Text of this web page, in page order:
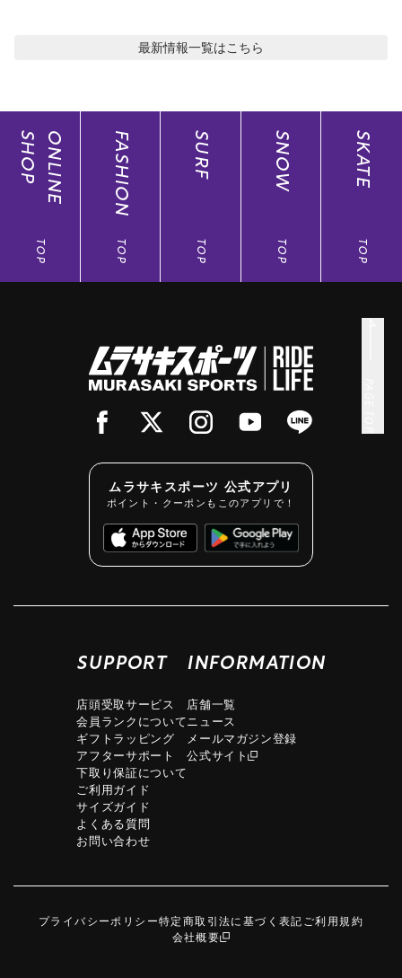
最新情報一覧はこちら
ONLINE
SHOP
TOP
FASHION
TOP
SURF
TOP
SNOW
TOP
SKATE
TOP
ムラサキスポーツ 公式アプリ
ポイント・クーポンもこのアプリで！
SUPPORT
店頭受取サービス
会員ランクについて
ギフトラッピング
アフターサポート
下取り保証について
ご利用ガイド
サイズガイド
よくある質問
お問い合わせ
INFORMATION
店舗一覧
ニュース
メールマガジン登録
公式サイト
プライバシーポリシー特定商取引法に基づく表記ご利用規約
会社概要